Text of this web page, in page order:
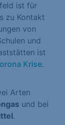
ist für
zu Kontakt
von
und
ist
Krise.
Arten
und bei
.